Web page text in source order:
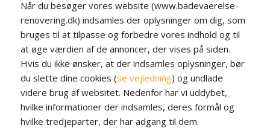
Når du besøger vores website (www.badevaerelse-
renovering.dk) indsamles der oplysninger om dig, som
bruges til at tilpasse og forbedre vores indhold og til
at øge værdien af de annoncer, der vises på siden.
Hvis du ikke ønsker, at der indsamles oplysninger, bør
du slette dine cookies (se vejledning) og undlade
videre brug af websitet. Nedenfor har vi uddybet,
hvilke informationer der indsamles, deres formål og
hvilke tredjeparter, der har adgang til dem.